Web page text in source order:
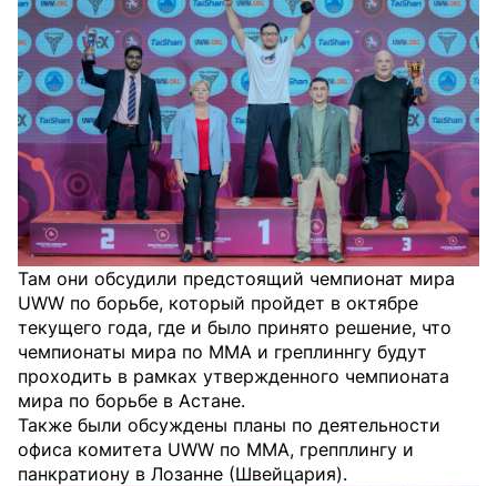
Там они обсудили предстоящий чемпионат мира
UWW по борьбе, который пройдет в октябре
текущего года, где и было принято решение, что
чемпионаты мира по ММА и греплиннгу будут
проходить в рамках утвержденного чемпионата
мира по борьбе в Астане.
Также были обсуждены планы по деятельности
офиса комитета UWW по ММА, грепплингу и
панкратиону в Лозанне (Швейцария).